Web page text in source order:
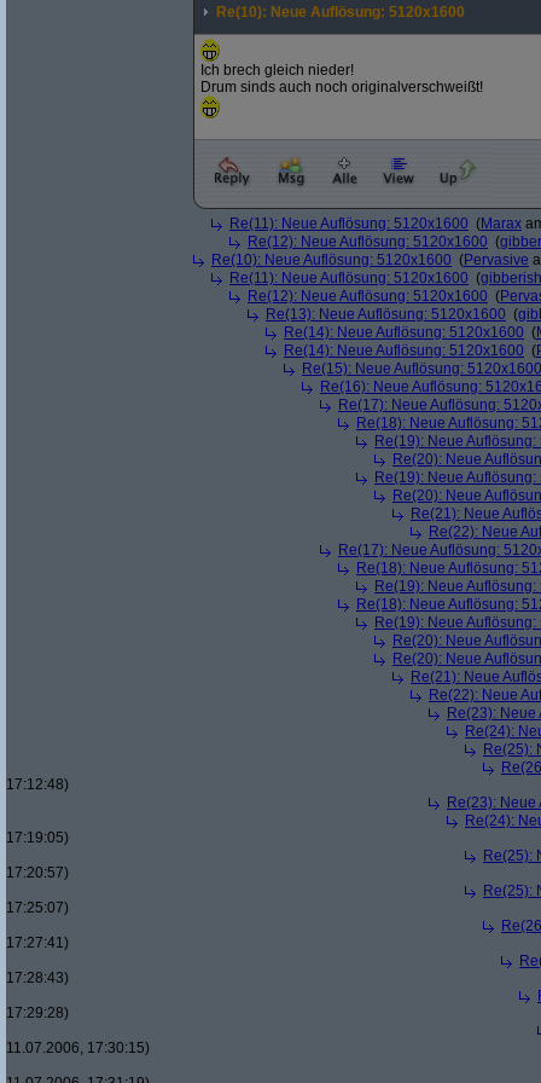
Re(10): Neue Auflösung: 5120x1600
Ich brech gleich nieder!
Drum sinds auch noch originalverschweißt!
Re(11): Neue Auflösung: 5120x1600 (Marax
Re(12): Neue Auflösung: 5120x1600 (
Re(10): Neue Auflösung: 5120x1600 (Pervasive
Re(11): Neue Auflösung: 5120x1600 (gibberish
Re(12): Neue Auflösung: 5120x1600 (
Re(13): Neue Auflösung: 5120x1600 (
Re(14): Neue Auflösung: 5120x1600 (
Re(14): Neue Auflösung: 5120x1600 (
Re(15): Neue Auflösung: 5120x1600
Re(16): Neue Auflösung:
Re(17): Neue Auflösung:
Re(18): Neue Auflösung:
Re(19): Neue
Re(20): Neue
Re(19): Neue
Re(20): Neue
Re(21): Neue
Re(22): Neue
Re(17): Neue Auflösung:
Re(18): Neue Auflösung:
Re(19): Neue
Re(18): Neue Auflösung:
Re(19): Neue
Re(20): Neue
Re(20): Neue
Re(21): Neue
Re(22): Neue
Re(23):
Re(24):
Re(25):
17:12:48)
Re(23):
Re(24):
17:19:05)
Re(25):
17:20:57)
Re(25):
17:25:07)
17:27:41)
17:28:43)
17:29:28)
11.07.2006, 17:30:15)